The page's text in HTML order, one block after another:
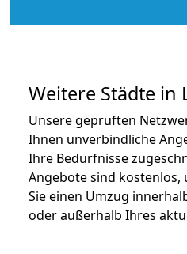
Weitere Städte in
Unsere geprüften
Ihnen unverbindliche
Ihre Bedürfnisse
Angebote sind kostenlos,
Sie einen Umzug
oder außerhalb Ihres